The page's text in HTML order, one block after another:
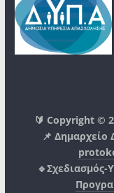
www.eetaa.gr
www.espa.gr
🔰 Copyright ©
📌
🔹Σχεδιασμός-